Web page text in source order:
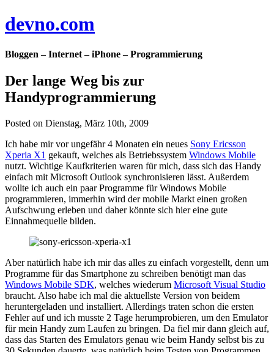
devno.com
Bloggen – Internet – iPhone – Programmierung
Der lange Weg bis zur
Handyprogrammierung
Posted on Dienstag, März 10th, 2009
Ich habe mir vor ungefähr 4 Monaten ein neues Sony Ericsson
Xperia X1 gekauft, welches als Betriebssystem Windows Mobile
nutzt. Wichtige Kaufkriterien waren für mich, dass sich das Handy
einfach mit Microsoft Outlook synchronisieren lässt. Außerdem
wollte ich auch ein paar Programme für Windows Mobile
programmieren, immerhin wird der mobile Markt einen großen
Aufschwung erleben und daher könnte sich hier eine gute
Einnahmequelle bilden.
Aber natürlich habe ich mir das alles zu einfach vorgestellt, denn um
Programme für das Smartphone zu schreiben benötigt man das
Windows Mobile SDK, welches wiederum Microsoft Visual Studio
braucht. Also habe ich mal die aktuellste Version von beidem
heruntergeladen und installiert. Allerdings traten schon die ersten
Fehler auf und ich musste 2 Tage herumprobieren, um den Emulator
für mein Handy zum Laufen zu bringen. Da fiel mir dann gleich auf,
dass das Starten des Emulators genau wie beim Handy selbst bis zu